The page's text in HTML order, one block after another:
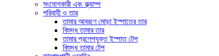
সংযোগকারী এবং ক্ল্যাম্প
পরিবাহী ও তার
তামার আবরণে মোড়া ইস্পাতের তার
বিশুদ্ধ তামার তার
তামার প্রলেপযুক্ত ইস্পাত টেপ
বিশুদ্ধ তামার টেপ